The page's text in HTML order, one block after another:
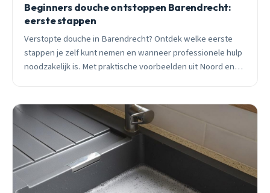
Beginners douche ontstoppen Barendrecht:
eerste stappen
Verstopte douche in Barendrecht? Ontdek welke eerste
stappen je zelf kunt nemen en wanneer professionele hulp
noodzakelijk is. Met praktische voorbeelden uit Noord en